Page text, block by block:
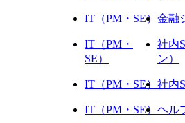
IT（PM・SE） 金融
IT（PM・
SE）
社内
ン）
IT（PM・SE） 社内
IT（PM・SE） ヘル